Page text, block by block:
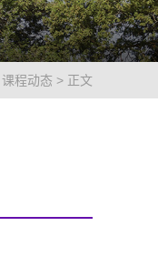
课程动态 > 正文